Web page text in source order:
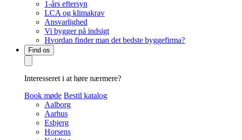
1-års eftersyn
LCA og klimakrav
Ansvarlighed
Vi bygger på indsigt
Hvordan finder man det bedste byggefirma?
Find os
Interesseret i at høre nærmere?
Book møde Bestil katalog
Aalborg
Aarhus
Esbjerg
Horsens